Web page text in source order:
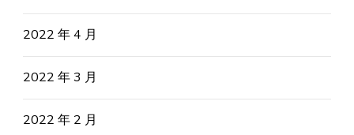
2022 年 4 月
2022 年 3 月
2022 年 2 月